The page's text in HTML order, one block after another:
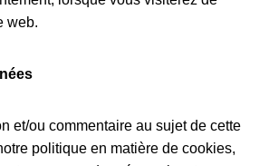
web.
et/ou commentaire au sujet de cette
politique en matière de cookies,